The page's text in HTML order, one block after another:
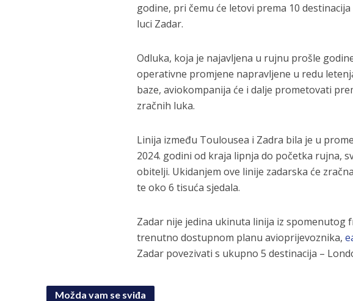
godine, pri čemu će letovi prema 10
luci Zadar.
Odluka, koja je najavljena u rujnu prošle
operativne promjene napravljene u redu
baze, aviokompanija će i dalje prometovati
zračnih luka.
Linija između Toulousea i Zadra bila je u
2024. godini od kraja lipnja do početka rujna,
obitelji. Ukidanjem ove linije zadarska će
te oko 6 tisuća sjedala.
Zadar nije jedina ukinuta linija iz spomenutog
trenutno dostupnom planu avioprijevoznika,
Zadar povezivati s ukupno 5 destinacija –
Možda vam se sviđa